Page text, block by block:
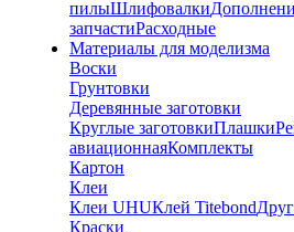
пилыШлифовалки
запчастиРасходные
Материалы для моделизма
Воски
Грунтовки
Деревянные заготовки
Круглые заготовкиПлашки
авиационнаяКомплекты
Картон
Клеи
Клеи UHUКлей Titebond
Краски